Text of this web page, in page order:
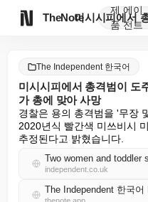
TheNote
제
품
에이
전트
The Independent 한국어
미시시피에서 총격범이 도
가 총에 맞아 사망
경찰은 용의 총격범을 '무장
2020년식 빨간색 미쓰비시
추정된다고 밝혔습니다.
independent.co.uk
The Independent 한국어